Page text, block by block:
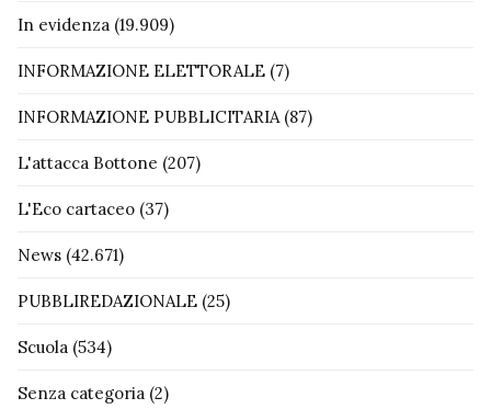
In evidenza (19.909)
INFORMAZIONE ELETTORALE (7)
INFORMAZIONE PUBBLICITARIA(87)
L'attacca Bottone (207)
L'Eco cartaceo (37)
News (42.671)
PUBBLIREDAZIONALE (25)
Scuola (534)
Senza categoria (2)